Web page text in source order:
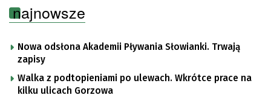
najnowsze
Nowa odsłona Akademii Pływania Słowianki. Trwają
zapisy
Walka z podtopieniami po ulewach. Wkrótce prace na
kilku ulicach Gorzowa